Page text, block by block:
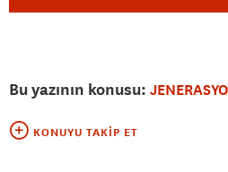
Bu yazının konusu:
KONUYU TAKIP ET